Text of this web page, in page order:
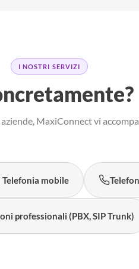
I NOSTRI SERVIZI
MaxiConnect vi
Telefonia mobile
professionali (PBX, SIP Trunk)